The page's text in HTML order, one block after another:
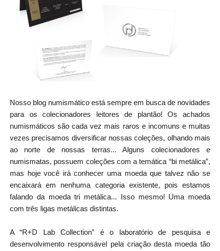
Nosso blog numismático está sempre em busca de novidades
para os colecionadores leitores de plantão! Os achados
numismáticos são cada vez mais raros e incomuns e muitas
vezes precisamos diversificar nossas coleções, olhando mais
ao norte de nossas terras... Alguns colecionadores e
numismatas, possuem coleções com a temática “bi metálica”,
mas hoje você irá conhecer uma moeda que talvez não se
encaixará em nenhuma categoria existente, pois estamos
falando da moeda tri metálica... Isso mesmo! Uma moeda
com três ligas metálicas distintas.
A “R+D Lab Collection” é o laboratório de pesquisa e
desenvolvimento responsável pela criação desta moeda tão